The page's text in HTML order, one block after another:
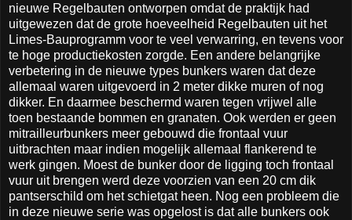
nieuwe Regelbauten ontworpen omdat de praktijk had
uitgewezen dat de grote hoeveelheid Regelbauten uit het
Limes-Bauprogramm voor te veel verwarring, en tevens voor
te hoge productiekosten zorgde. Een andere belangrijke
verbetering in de nieuwe types bunkers waren dat deze
allemaal waren uitgevoerd in 2 meter dikke muren of nog
dikker. En daarmee beschermd waren tegen vrijwel alle
toen bestaande bommen en granaten. Ook werden er geen
mitrailleurbunkers meer gebouwd die frontaal vuur
uitbrachten maar indien mogelijk allemaal flankerend te
werk gingen. Moest de bunker door de ligging toch frontaal
vuur uit brengen werd deze voorzien van een 20 cm dik
pantserschild om het schietgat heen. Nog een probleem die
in deze nieuwe serie was opgelost is dat alle bunkers ook